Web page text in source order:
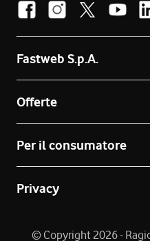
Fastweb S.p.A.
Offerte
Per il consumatore
Privacy
© Copyright 2026 -